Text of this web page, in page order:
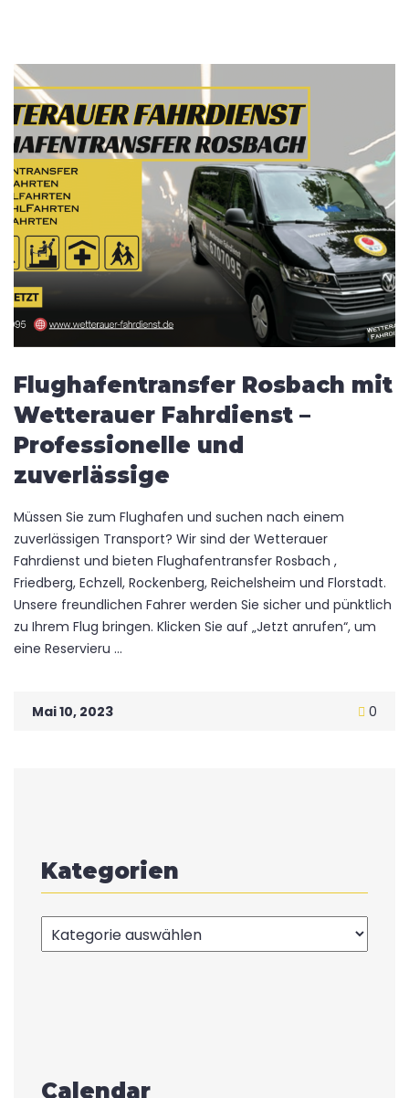
Flughafentransfer Rosbach mit
Wetterauer Fahrdienst –
Professionelle und
zuverlässige
Müssen Sie zum Flughafen und suchen nach einem
zuverlässigen Transport? Wir sind der Wetterauer
Fahrdienst und bieten Flughafentransfer Rosbach ,
Friedberg, Echzell, Rockenberg, Reichelsheim und Florstadt.
Unsere freundlichen Fahrer werden Sie sicher und pünktlich
zu Ihrem Flug bringen. Klicken Sie auf „Jetzt anrufen“, um
eine Reservieru ...
Mai 10, 2023 0
Kategorien
Kategorien
Calendar